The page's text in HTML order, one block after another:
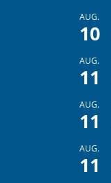
AUG.
10
AUG.
11
AUG.
11
AUG.
11